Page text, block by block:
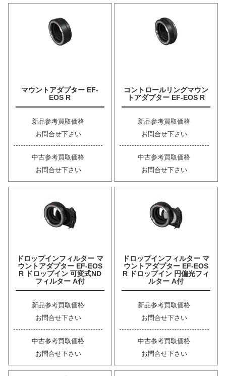
マウントアダプター EF-
EOS R
新品参考買取価格
お問合せ下さい
中古参考買取価格
お問合せ下さい
コントロールリングマウン
トアダプター EF-EOS R
新品参考買取価格
お問合せ下さい
中古参考買取価格
お問合せ下さい
ドロップインフィルター マ
ウントアダプター EF-EOS
R ドロップイン 可変式ND
フィルター A付
新品参考買取価格
お問合せ下さい
中古参考買取価格
お問合せ下さい
ドロップインフィルター マ
ウントアダプター EF-EOS
R ドロップイン 円偏光フィ
ルター A付
新品参考買取価格
お問合せ下さい
中古参考買取価格
お問合せ下さい